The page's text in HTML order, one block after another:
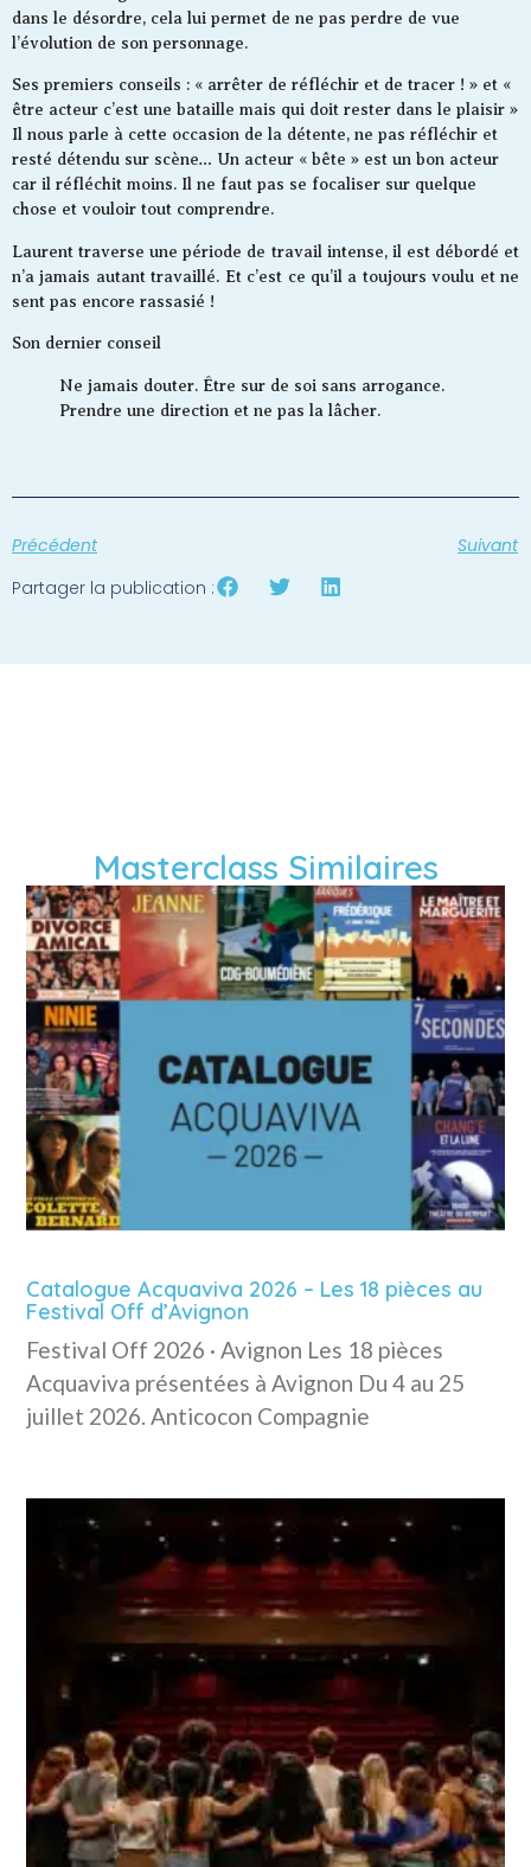
dans le désordre, cela lui permet de ne pas perdre de vue
l’évolution de son personnage.
Ses premiers conseils : « arrêter de réfléchir et de tracer ! » et «
être acteur c’est une bataille mais qui doit rester dans le plaisir »
Il nous parle à cette occasion de la détente, ne pas réfléchir et
resté détendu sur scène… Un acteur « bête » est un bon acteur
car il réfléchit moins. Il ne faut pas se focaliser sur quelque
chose et vouloir tout comprendre.
Laurent traverse une période de travail intense, il est débordé et
n’a jamais autant travaillé. Et c’est ce qu’il a toujours voulu et ne
sent pas encore rassasié !
Son dernier conseil
Ne jamais douter. Être sur de soi sans arrogance.
Prendre une direction et ne pas la lâcher.
Précédent
Suivant
Partager la publication :
Masterclass Similaires
Catalogue Acquaviva 2026 – Les 18 pièces au
Festival Off d’Avignon
Festival Off 2026 · Avignon Les 18 pièces
Acquaviva présentées à Avignon Du 4 au 25
juillet 2026. Anticocon Compagnie